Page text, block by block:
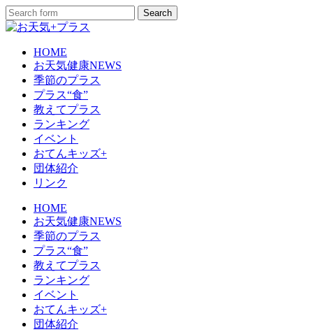
HOME
お天気健康NEWS
季節のプラス
プラス“食”
教えてプラス
ランキング
イベント
おてんキッズ+
団体紹介
リンク
HOME
お天気健康NEWS
季節のプラス
プラス“食”
教えてプラス
ランキング
イベント
おてんキッズ+
団体紹介